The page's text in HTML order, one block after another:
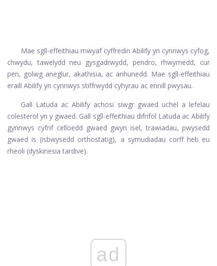
Mae sgîl-effeithiau mwyaf cyffredin Abilify yn cynnwys cyfog,
chwydu, tawelydd neu gysgadrwydd, pendro, rhwymedd, cur
pen, golwg aneglur, akathisia, ac anhunedd. Mae sgîl-effeithiau
eraill Abilify yn cynnwys stiffrwydd cyhyrau ac ennill pwysau.
Gall Latuda ac Abilify achosi siwgr gwaed uchel a lefelau
colesterol yn y gwaed. Gall sgîl-effeithiau difrifol Latuda ac Abilify
gynnwys cyfrif celloedd gwaed gwyn isel, trawiadau, pwysedd
gwaed is (isbwysedd orthostatig), a symudiadau corff heb eu
rheoli (dyskinesia tardive).
ad